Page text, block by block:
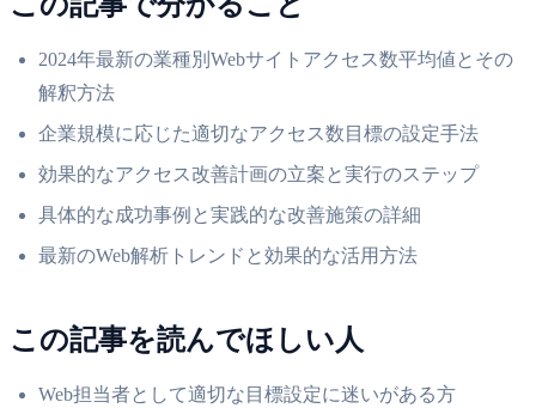
2024年最新の業種別Webサイトアクセス数平均値とその
解釈方法
企業規模に応じた適切なアクセス数目標の設定手法
効果的なアクセス改善計画の立案と実行のステップ
具体的な成功事例と実践的な改善施策の詳細
最新のWeb解析トレンドと効果的な活用方法
この記事を読んでほしい人
Web担当者として適切な目標設定に迷いがある方